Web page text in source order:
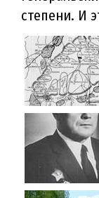
степени. И